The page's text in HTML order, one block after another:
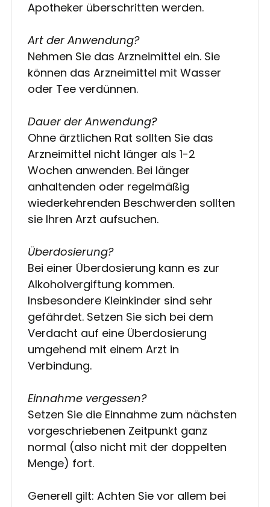
Apotheker überschritten werden.
Art der Anwendung?
Nehmen Sie das Arzneimittel ein. Sie
können das Arzneimittel mit Wasser
oder Tee verdünnen.
Dauer der Anwendung?
Ohne ärztlichen Rat sollten Sie das
Arzneimittel nicht länger als 1-2
Wochen anwenden. Bei länger
anhaltenden oder regelmäßig
wiederkehrenden Beschwerden sollten
sie Ihren Arzt aufsuchen.
Überdosierung?
Bei einer Überdosierung kann es zur
Alkoholvergiftung kommen.
Insbesondere Kleinkinder sind sehr
gefährdet. Setzen Sie sich bei dem
Verdacht auf eine Überdosierung
umgehend mit einem Arzt in
Verbindung.
Einnahme vergessen?
Setzen Sie die Einnahme zum nächsten
vorgeschriebenen Zeitpunkt ganz
normal (also nicht mit der doppelten
Menge) fort.
Generell gilt: Achten Sie vor allem bei